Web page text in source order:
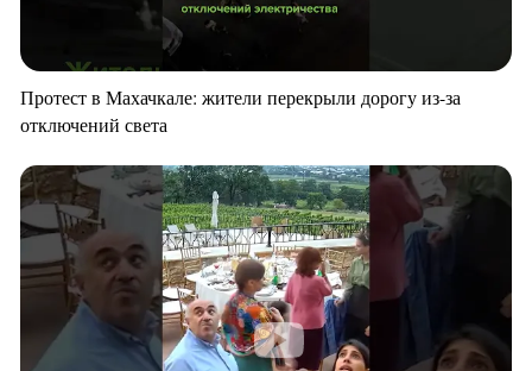
Протест в Махачкале: жители перекрыли дорогу из-за
отключений света